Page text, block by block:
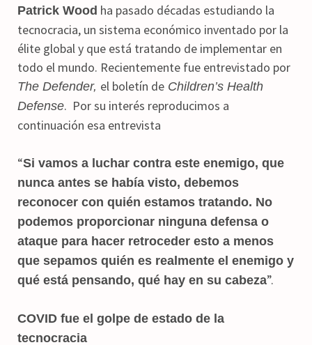
Patrick Wood ha pasado décadas estudiando la
tecnocracia, un sistema económico inventado por la
élite global y que está tratando de implementar en
todo el mundo. Recientemente fue entrevistado por
The Defender, el boletín de Children’s Health
Defense. Por su interés reproducimos a
continuación esa entrevista
“Si vamos a luchar contra este enemigo, que
nunca antes se había visto, debemos
reconocer con quién estamos tratando. No
podemos proporcionar ninguna defensa o
ataque para hacer retroceder esto a menos
que sepamos quién es realmente el enemigo y
qué está pensando, qué hay en su cabeza”.
COVID fue el golpe de estado de la
tecnocracia